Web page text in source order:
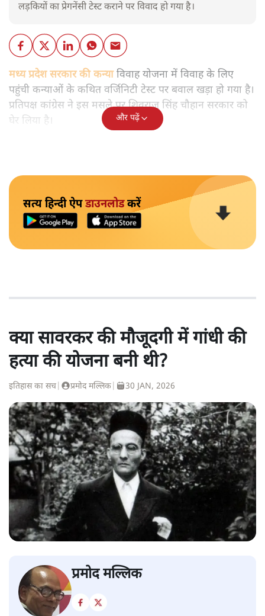
लड़कियों का प्रेगनेंसी टेस्ट कराने पर विवाद हो गया है।
मध्य प्रदेश सरकार की कन्याविवाह योजना में विवाह के लिए
पहुंची कन्याओं के कथित वर्जिनिटी टेस्ट पर बवाल खड़ा हो गया है।
प्रतिपक्ष कांग्रेस ने इस मसले पर शिवराज सिंह चौहान सरकार को
घेर लिया है।
और पढ़ें
सत्य हिन्दी ऐपडाउनलोडकरें
क्या सावरकर की मौजूदगी में गांधी की
हत्या की योजना बनी थी?
इतिहास का सच प्रमोद मल्लिक 30 JAN, 2026
प्रमोद मल्लिक